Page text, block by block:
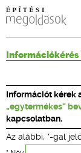
Információt kérek
„egytermékes”
kapcsolatban.
Az alábbi, *-gal